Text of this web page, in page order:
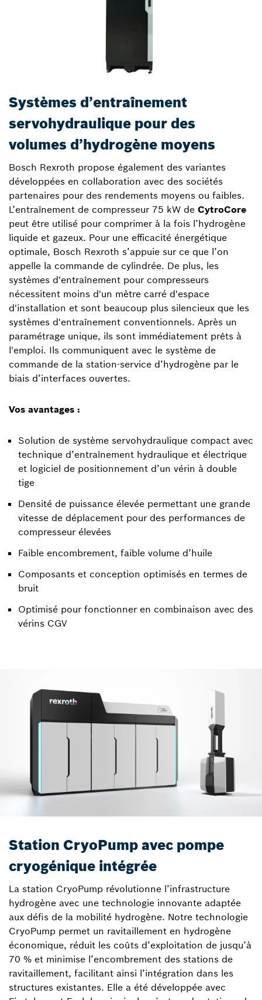
Systèmes d’entraînement
servohydraulique pour des
volumes d’hydrogène moyens
Bosch Rexroth propose également des variantes
développées en collaboration avec des sociétés
partenaires pour des rendements moyens ou faibles.
L’entraînement de compresseur 75 kW de CytroCore
peut être utilisé pour comprimer à la fois l’hydrogène
liquide et gazeux. Pour une efficacité énergétique
optimale, Bosch Rexroth s’appuie sur ce que l’on
appelle la commande de cylindrée. De plus, les
systèmes d'entraînement pour compresseurs
nécessitent moins d'un mètre carré d'espace
d'installation et sont beaucoup plus silencieux que les
systèmes d'entraînement conventionnels. Après un
paramétrage unique, ils sont immédiatement prêts à
l'emploi. Ils communiquent avec le système de
commande de la station-service d’hydrogène par le
biais d’interfaces ouvertes.
Vos avantages :
Solution de système servohydraulique compact avec
technique d’entraînement hydraulique et électrique
et logiciel de positionnement d’un vérin à double
tige
Densité de puissance élevée permettant une grande
vitesse de déplacement pour des performances de
compresseur élevées
Faible encombrement, faible volume d’huile
Composants et conception optimisés en termes de
bruit
Optimisé pour fonctionner en combinaison avec des
vérins CGV
Station CryoPump avec pompe
cryogénique intégrée
La station CryoPump révolutionne l’infrastructure
hydrogène avec une technologie innovante adaptée
aux défis de la mobilité hydrogène. Notre technologie
CryoPump permet un ravitaillement en hydrogène
économique, réduit les coûts d’exploitation de jusqu’à
70 % et minimise l’encombrement des stations de
ravitaillement, facilitant ainsi l’intégration dans les
structures existantes. Elle a été développée avec